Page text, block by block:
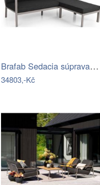
Brafab Sedacia súprava DELIA Mdum
34803,-Kč